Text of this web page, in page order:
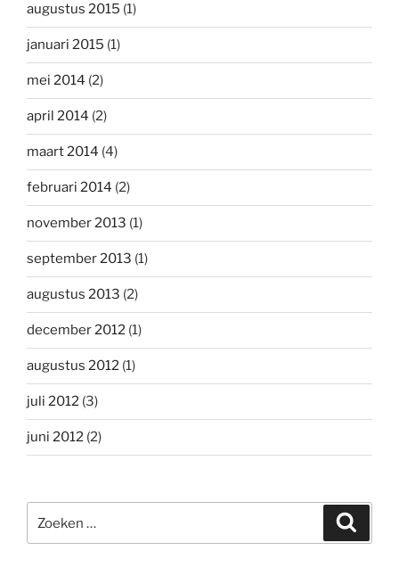
augustus 2015 (1)
januari 2015 (1)
mei 2014 (2)
april 2014 (2)
maart 2014 (4)
februari 2014 (2)
november 2013 (1)
september 2013 (1)
augustus 2013 (2)
december 2012 (1)
augustus 2012 (1)
juli 2012 (3)
juni 2012 (2)
naar: